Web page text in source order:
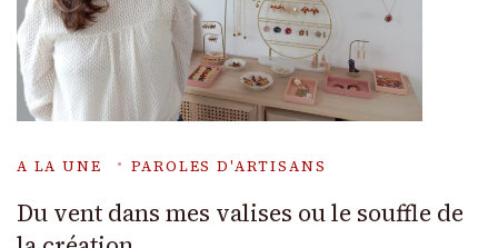
A LA UNE PAROLES D'ARTISANS
Du vent dans mes valises ou le souffle de